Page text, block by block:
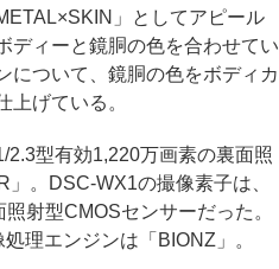
」としてアピール
ディーと鏡胴の色を合わせてい
について、鏡胴の色をボディカ
上げている。
型有効1,220万画素の裏面照
。DSC-WX1の撮像素子は、
射型CMOSセンサーだった。
理エンジンは「BIONZ」。